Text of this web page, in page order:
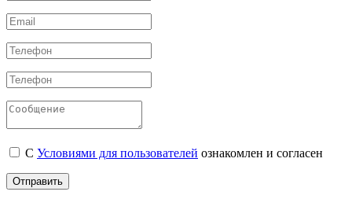
С Условиями для пользователей ознакомлен и согласен
Отправить